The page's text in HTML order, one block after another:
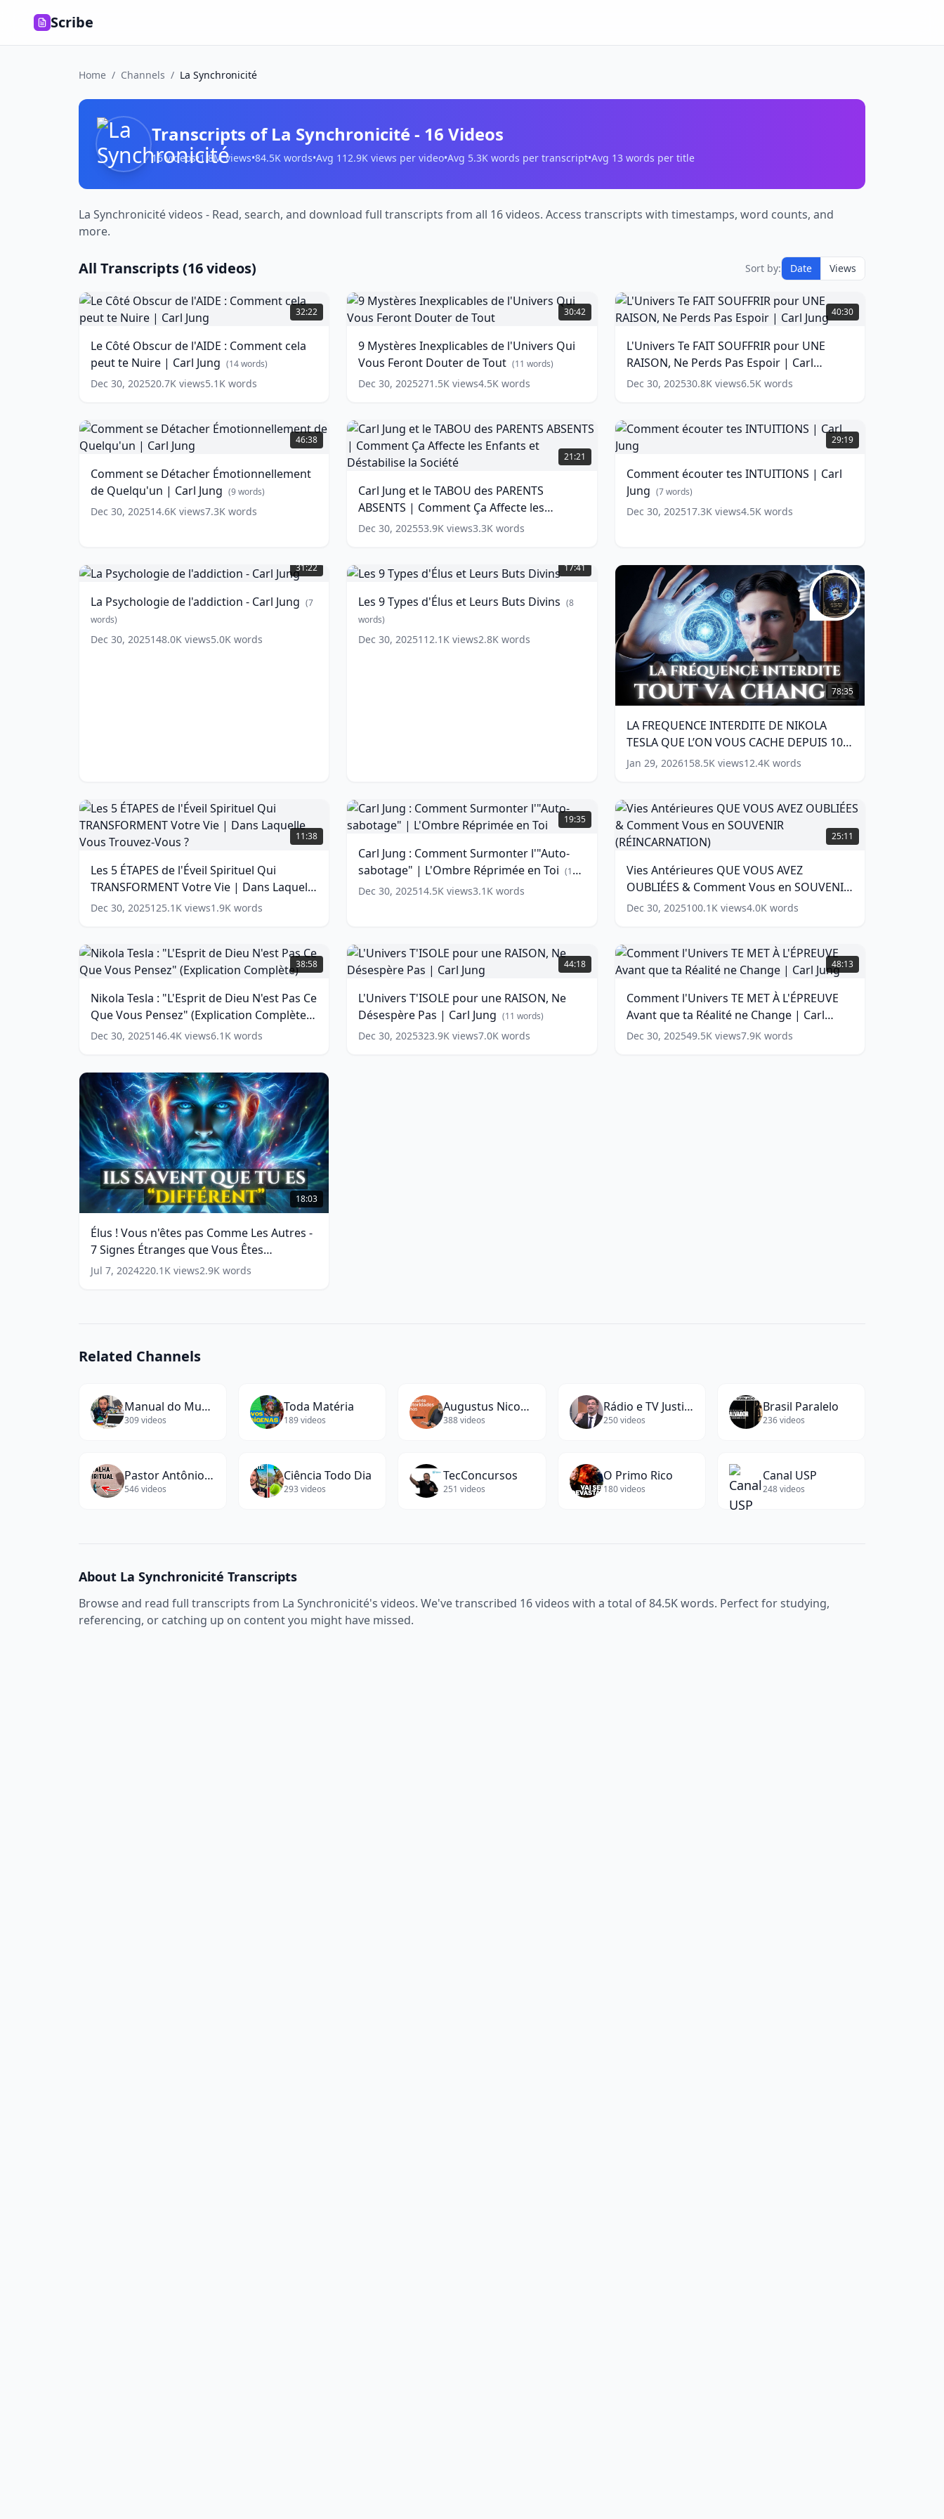
Scribe
Home / Channels / La Synchronicité
Transcripts ofLa Synchronicité- 16 Videos
16videos•1.8Mviews•84.5K words•Avg 112.9K views per video•Avg 5.3K words per transcript•Avg 13 words per title
La Synchronicité videos - Read, search, and download full transcripts from all 16 videos. Access transcripts with timestamps, word counts, and
more.
All Transcripts (16videos) Sort by: Date
Views
Le
Côté
Obscur
l'AIDE
Comment
cela
te
Nuire
|
Jung (14
words)
32:22
Le Côté Obscur de l'AIDE : Comment cela
peut te Nuire | Carl Jung (14words)
Dec 30, 202520.7K views5.1K words
9
Mystères
Inexplicables
l'Univers
Qui
Vous
Feront
de
Tout
(11
words)
30:42
9 Mystères Inexplicables de l'Univers Qui
Vous Feront Douter de Tout (11 words)
Dec 30, 2025271.5K views4.5K words
L'Univers
Te
FAIT
pour
UNE
RAISON,
Ne
Pas
Espoir
|
Jung (14
words)
40:30
L'Univers Te FAIT SOUFFRIR pour UNE
RAISON, Ne Perds Pas Espoir | Carl
Jung ( 14words)
Dec 30, 202530.8Kviews6.5Kwords
Comment
se
Détacher
de
Quelqu'un
|
Carl
46:38
Comment se Détacher Émotionnellement
de Quelqu'un | Carl Jung (9words)
Dec 30, 202514.6K views7.3K words
Carl
Jung
et
TABOU
des
PARENTS
ABSENTS
Comment
Ça
les
Enfants
et
Déstabilise
21:21
Carl Jung et le TABOU des PARENTS
ABSENTS | Comment Ça Affecte les
Enfants et Déstabilise la Société
Dec 30, 202553.9K views3.3K words
Comment
écouter
tes
|
Carl
Jung
(7
29:19
Comment écouter tes INTUITIONS | Carl
Jung (7words)
Dec 30, 202517.3Kviews4.5Kwords
Psychologie
de
Carl
Jung
(7
31:22
La Psychologie de l'addiction - Carl Jung (7
words)
Dec 30, 2025148.0K views5.0K words
9
Types
et
Leurs
Buts
Divins
(
17:41
Les 9 Types d'Élus et Leurs Buts Divins (8
words)
Dec 30, 2025112.1K views2.8K words
LA
FREQUENCE
INTERDITE
NIKOLA
TESLA
QUE
L’ON
CACHE
DEPUIS
100
ANS
si
mal
(17
78:35
LA FREQUENCE INTERDITE DE NIKOLA
TESLA QUE L’ON VOUS CACHE DEPUIS 100
ANS (Dangereux si mal utilisé) (17
Jan 29, 2026158.5Kviews12.4Kwords
Les
5
ÉTAPES
l'Éveil
Spirituel
Qui
TRANSFORMENT
Vie
|
Dans
Vous
Trouvez-
?
words)
11:38
Les 5 ÉTAPES de l'Éveil Spirituel Qui
TRANSFORMENT Votre Vie | Dans Laquelle
Vous Trouvez-Vous ? (16 words)
Dec 30, 2025125.1K views1.9K words
Carl
Jung
:
Surmonter
l'"Auto-
sabotage"
|
Toi (11
words)
19:35
Carl Jung : Comment Surmonter l'"Auto-
sabotage" | L'Ombre Réprimée en Toi (11
words)
Dec 30, 202514.5K views3.1K words
Vies
Antérieures
QUE
AVEZ
OUBLIÉES
&
Comment
en
SOUVENIR
(RÉINCARNATION)
words)
25:11
Vies Antérieures QUE VOUS AVEZ
OUBLIÉES & Comment Vous en SOUVENIR
(RÉINCARNATION) (12words)
Dec 30, 2025100.1Kviews4.0Kwords
Nikola
Tesla
:
de
Dieu
N'est
Pas
Que
Vous
Pensez"
(Explication
Complète)
(14
words)
38:58
Nikola Tesla : "L'Esprit de Dieu N'est Pas Ce
Que Vous Pensez" (Explication Complète)
(14 words)
Dec 30, 2025146.4K views6.1K words
L'Univers
T'ISOLE
pour
RAISON,
Ne
Désespère
Pas
44:18
L'Univers T'ISOLE pour une RAISON, Ne
Désespère Pas | Carl Jung (11 words)
Dec 30, 2025323.9K views7.0K words
Comment
l'Univers
TE
À
L'ÉPREUVE
Avant
que
48:13
Comment l'Univers TE MET À L'ÉPREUVE
Avant que ta Réalité ne Change | Carl
Jung ( 15words)
Dec 30, 202549.5Kviews7.9Kwords
Élus
Vous
pas
Comme
Les
Autres
que
Vous
words)
18:03
Élus ! Vous n'êtes pas Comme Les Autres -
7 Signes Étranges que Vous Êtes
Différent (16 words)
Jul 7, 2024220.1K views2.9K words
Related Channels
Manual do Mundo
309videos
Toda Matéria
189videos
Augustus Nicodemus
388videos
Rádio e TV Justiça
250videos
Brasil Paralelo
236videos
Pastor Antônio Júnior
546videos
Ciência Todo Dia
293 videos
TecConcursos
251 videos
O Primo Rico
180videos
Canal USP
248videos
About La Synchronicité Transcripts
Browse and read full transcripts from La Synchronicité's videos. We've transcribed 16videos with a total of84.5Kwords. Perfect for studying,
referencing, or catching up on content you might have missed.